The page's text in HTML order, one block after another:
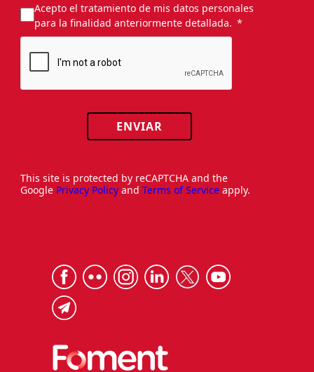
Acepto el tratamiento de mis datos personales
para la finalidad anteriormente detallada.
ENVIAR
This site is protected by reCAPTCHA and the
Google Privacy Policy and Terms of Service apply.